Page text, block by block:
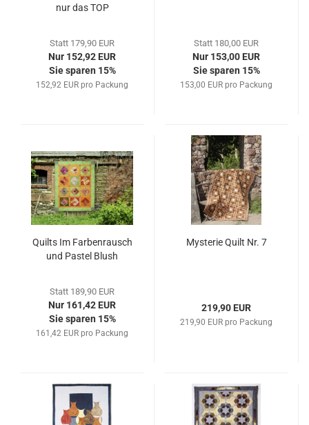
nur das TOP
Statt 179,90 EUR
Nur 152,92 EUR
Sie sparen 15%
152,92 EUR pro Packung
Statt 180,00 EUR
Nur 153,00 EUR
Sie sparen 15%
153,00 EUR pro Packung
Quilts Im Farbenrausch
und Pastel Blush
Statt 189,90 EUR
Nur 161,42 EUR
Sie sparen 15%
161,42 EUR pro Packung
Mysterie Quilt Nr. 7
219,90 EUR
219,90 EUR pro Packung